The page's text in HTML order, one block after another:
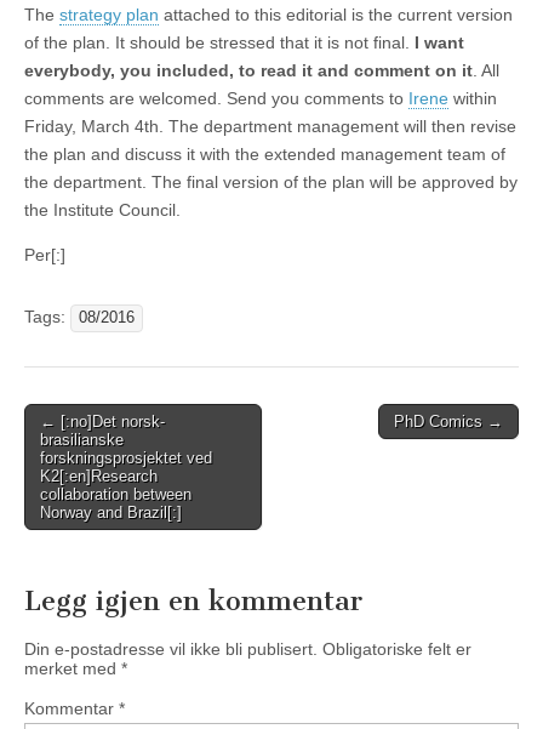
The strategy plan attached to this editorial is the current version
of the plan. It should be stressed that it is not final. I want
everybody, you included, to read it and comment on it. All
comments are welcomed. Send you comments to Irene within
Friday, March 4th. The department management will then revise
the plan and discuss it with the extended management team of
the department. The final version of the plan will be approved by
the Institute Council.
Per[:]
Tags: 08/2016
Post
navigation
← [:no]Det norsk-
brasilianske
forskningsprosjektet ved
K2[:en]Research
collaboration between
Norway and Brazil[:]
PhD Comics →
Legg igjen en kommentar
Din e-postadresse vil ikke bli publisert. Obligatoriske felt er
merket med *
Kommentar *